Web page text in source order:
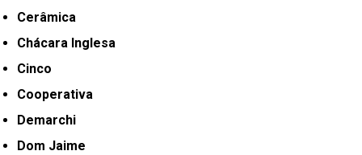
Cerâmica
Chácara Inglesa
Cinco
Cooperativa
Demarchi
Dom Jaime